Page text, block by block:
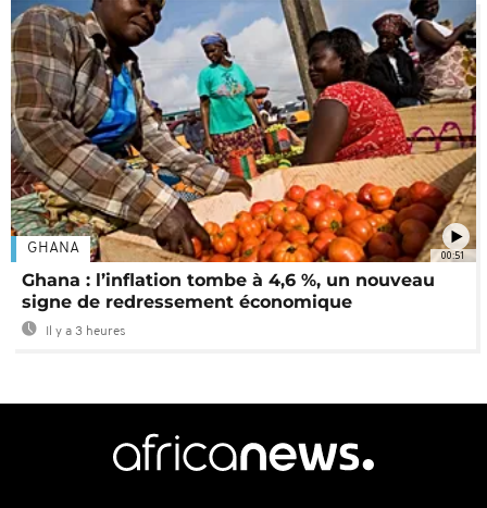
00:51
GHANA
Ghana : l’inflation tombe à 4,6 %, un nouveau
signe de redressement économique
Il y a 3 heures